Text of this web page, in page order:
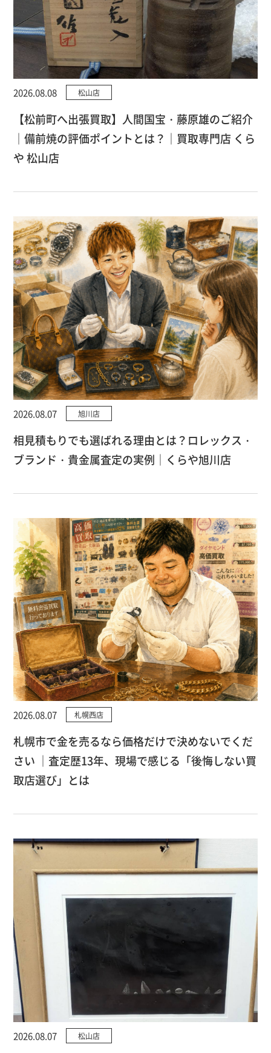
2026.08.08 松山店
【松前町へ出張買取】人間国宝・藤原雄のご紹介
｜備前焼の評価ポイントとは？｜買取専門店 くら
や 松山店
2026.08.07 旭川店
相見積もりでも選ばれる理由とは？ロレックス・
ブランド・貴金属査定の実例｜くらや旭川店
2026.08.07 札幌西店
札幌市で金を売るなら価格だけで決めないでくだ
さい ｜査定歴13年、現場で感じる「後悔しない買
取店選び」とは
2026.08.07 松山店